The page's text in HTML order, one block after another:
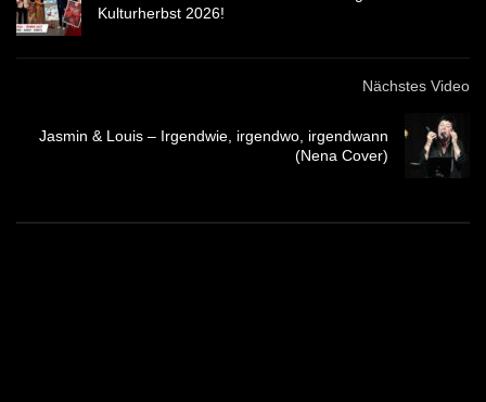
Kulturherbst 2026!
Nächstes Video
Jasmin & Louis – Irgendwie, irgendwo, irgendwann
(Nena Cover)